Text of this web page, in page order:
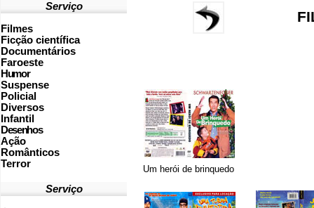
Serviço
Filmes
Ficção científica
Documentários
Faroeste
Humor
Suspense
Policial
Diversos
Infantil
Desenhos
Ação
Românticos
Terror
Serviço
Um herói de brinquedo